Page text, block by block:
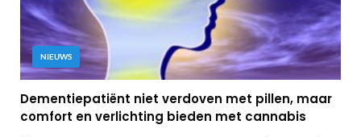
NIEUWS
Dementiepatiënt niet verdoven met pillen, maar
comfort en verlichting bieden met cannabis